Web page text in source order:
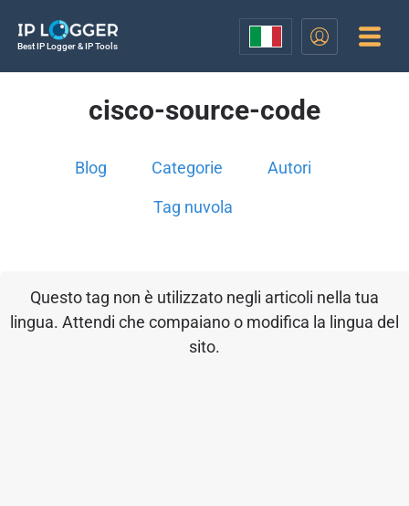
Best IP Logger & IP Tools
cisco-source-code
Blog Categorie Autori
Tag nuvola